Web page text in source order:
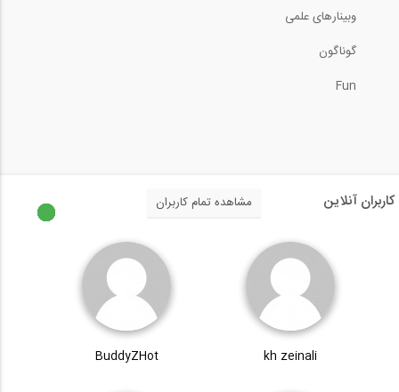
وبینارهای علمی
گوناگون
Fun
کاربران آنلاین مشاهده تمام کاربران
kh zeinali
BuddyZHot